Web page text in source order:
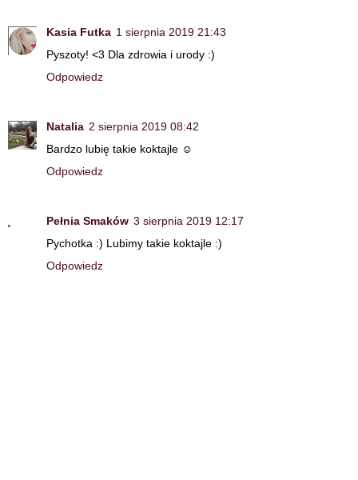
Kasia Futka 1 sierpnia 2019 21:43
Pyszoty! <3 Dla zdrowia i urody :)
Odpowiedz
Natalia 2 sierpnia 2019 08:42
Bardzo lubię takie koktajle ☺
Odpowiedz
Pełnia Smaków 3 sierpnia 2019 12:17
Pychotka :) Lubimy takie koktajle :)
Odpowiedz